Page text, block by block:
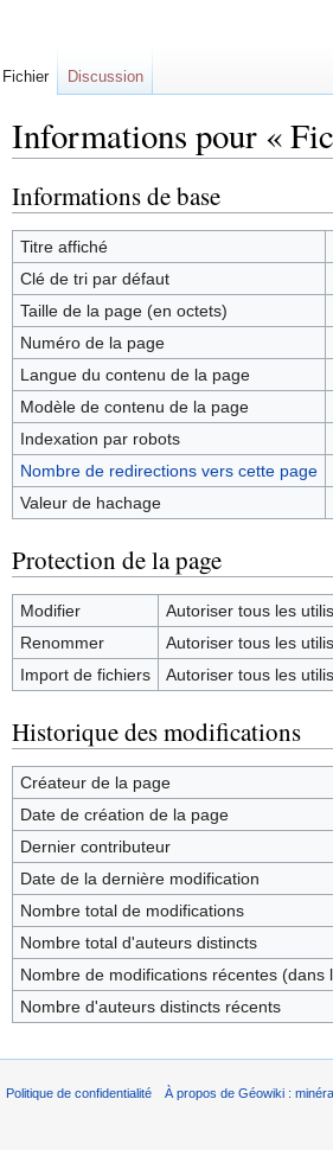
Informations pour «
Informations de base
Titre affiché
Clé de tri par défaut
Taille de la page (en octets)
Numéro de la page
Langue du contenu de la page
Modèle de contenu de la page
Indexation par robots
Nombre de redirections vers cette page
Valeur de hachage
Protection de la page
Modifier
Autoriser tous les
Renommer
Autoriser tous les
Import de fichiers
Autoriser tous les
Historique des modifications
Créateur de la page
Date de création de la page
Dernier contributeur
Date de la dernière modification
Nombre total de modifications
Nombre total d'auteurs distincts
Nombre de modifications récentes (dans
Nombre d'auteurs distincts récents
Fichier Discussion
Politique de confidentialité À propos de Géowiki :